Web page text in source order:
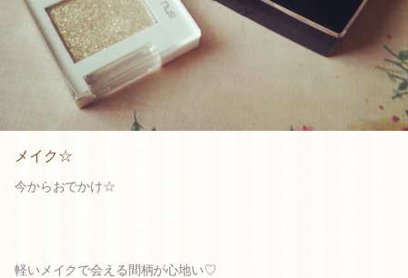
メイク☆
今からおでかけ☆
軽いメイクで会える間柄が心地い♡